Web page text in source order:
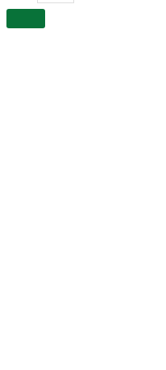
na
potkany